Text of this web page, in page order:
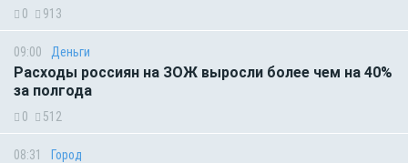
0 913
09:00 Деньги
Расходы россиян на ЗОЖ выросли более чем на 40%
за полгода
0 512
08:31 Город